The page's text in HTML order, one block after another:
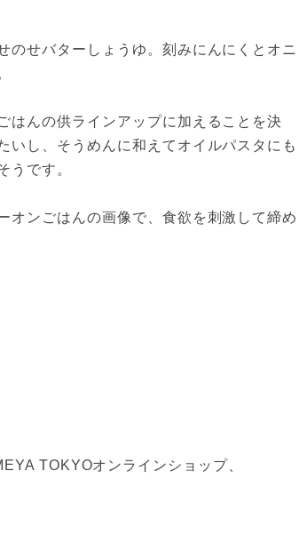
のせバターしょうゆ。刻みにんにくとオニ
はんの供ラインアップに加えることを決
いし、そうめんに和えてオイルパスタにも
うです。
オンごはんの画像で、食欲を刺激して締め
TOKYOオンラインショップ、